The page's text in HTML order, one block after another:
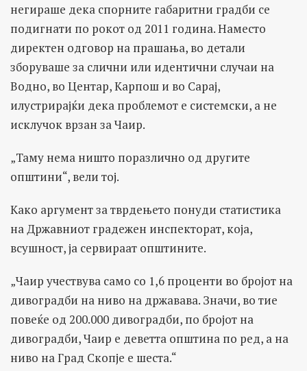
негираше дека спорните габаритни градби се
подигнати по рокот од 2011 година. Наместо
директен одговор на прашања, во детали
зборуваше за слични или идентични случаи на
Водно, во Центар, Карпош и во Сарај,
илустрирајќи дека проблемот е системски, а не
исклучок врзан за Чаир.
„Таму нема ништо поразлично од другите
општини“, вели тој.
Како аргумент за тврдењето понуди статистика
на Државниот градежен инспекторат, која,
всушност, ја сервираат општините.
„Чаир учествува само со 1,6 проценти во бројот на
дивоградби на ниво на државава. Значи, во тие
повеќе од 200.000 дивоградби, по бројот на
дивоградби, Чаир е деветта општина по ред, а на
ниво на Град Скопје е шеста.“